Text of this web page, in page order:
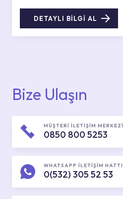
DETAYLI BİLGİ AL
Bize Ulaşın
MÜŞTERİ İLETİŞİM MERKEZİ
0850 800 5253
WHATSAPP İLETİŞİM HATTI
0(532) 305 52 53